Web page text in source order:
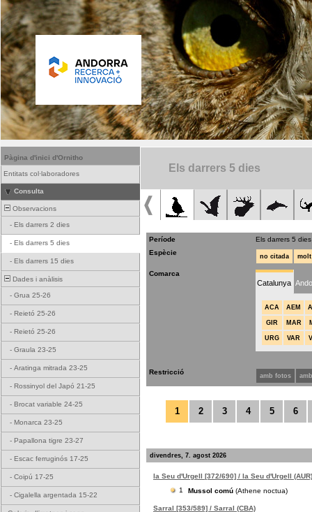
Pàgina d'inici d'Ornitho
Entitats col·laboradores
Consulta
Observacions
- Els darrers 2 dies
- Els darrers 5 dies
- Els darrers 15 dies
Dades i anàlisis
- Grua 25-26
- Reietó 25-26
- Reietó 25-26
- Graula 23-25
- Aratinga mitrada 23-25
- Rossinyol del Japó 21-25
- Brocat variable 24-25
- Monarca 23-25
- Papallona tigre 23-27
- Escac ferruginós 17-25
- Coipú 17-25
- Cigalella argentada 15-22
Els darrers 5 dies
Període
Els darrers 5 dies
Espècie
no citada
Comarca
Catalunya
ACA AEM
GIR MAR
URG VAR
Restricció amb fotos
1 2 3 4 5 6
divendres, 7. agost 2026
la Seu d'Urgell [372/690] / la Seu d'Urgell (AUR)
1
Mussol comú (Athene noctua)
Sarral [353/589] / Sarral (CBA)